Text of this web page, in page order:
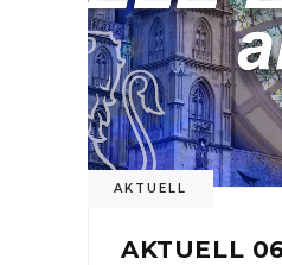
AKTUELL
AKTUELL